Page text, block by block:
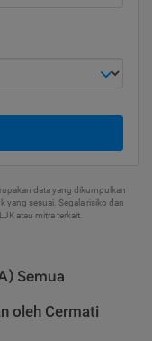
data yang dikumpulkan
sesuai. Segala risiko dan
atau mitra terkait.
Semua
oleh Cermati